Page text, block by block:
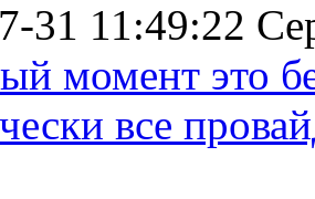
31 11:49:22
момент это
все